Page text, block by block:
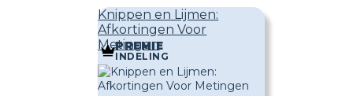
Knippen en Lijmen:
Afkortingen Voor
Metingen
PREMIE
INDELING